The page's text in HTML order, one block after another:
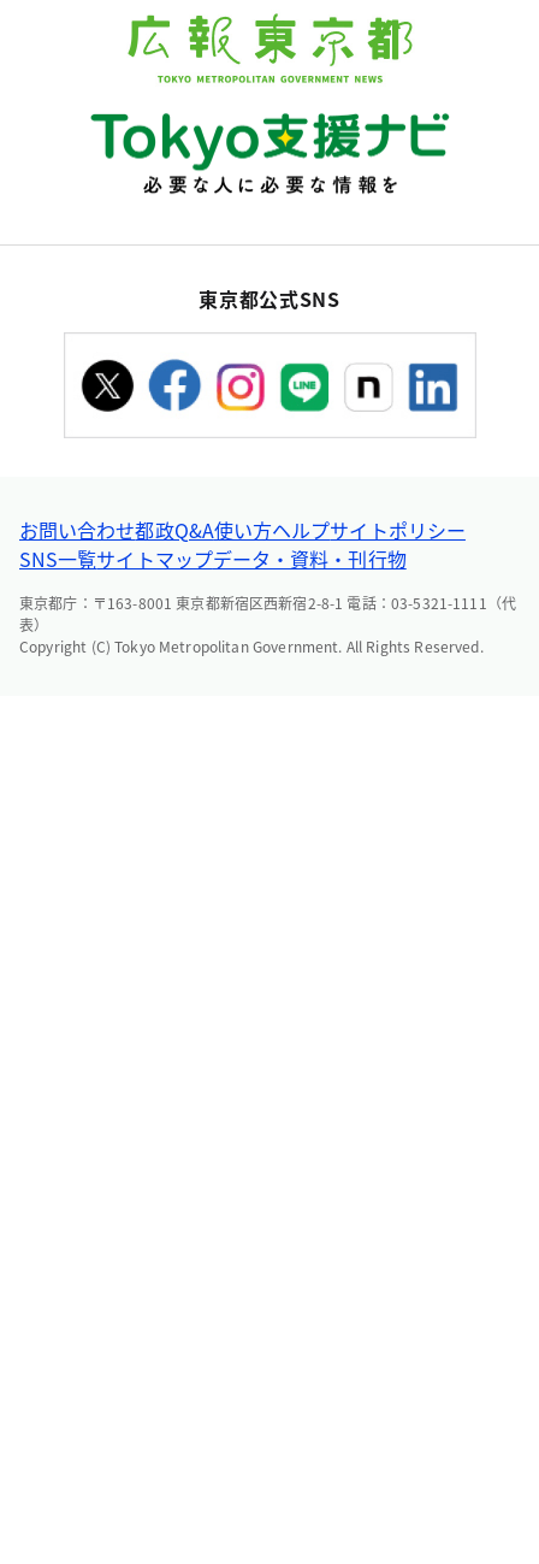
東京都公式SNS
お問い合わせ都政Q&A使い方ヘルプサイトポリシー
SNS一覧サイトマップデータ・資料・刊行物
東京都庁：〒163-8001 東京都新宿区西新宿2-8-1 電話：03-5321-1111（代
表）
Copyright (C) Tokyo Metropolitan Government. All Rights Reserved.